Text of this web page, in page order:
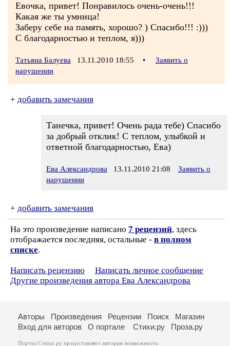
Евочка, привет! Понравилось очень-очень!!!
Какая же ты умница!
Заберу себе на память, хорошо? ) Спасибо!!! :)))
С благодарностью и теплом, я)))
Татьяна Балуева 13.11.2010 18:55 •
Заявить о
нарушении
+ добавить замечания
Танечка, привет! Очень рада тебе) Спасибо
за добрый отклик! С теплом, улыбкой и
ответной благодарностью, Ева)
Ева Александрова 13.11.2010 21:08
Заявить о
нарушении
+ добавить замечания
На это произведение написано 7 рецензий, здесь
отображается последняя, остальные - в полном
списке.
Написать рецензию
Написать личное сообщение
Другие произведения автора Ева Александрова
Авторы Произведения Рецензии Поиск
Магазин
Вход для авторов
О портале Стихи.ру Проза.ру
Портал Стихи.ру предоставляет авторам возможность